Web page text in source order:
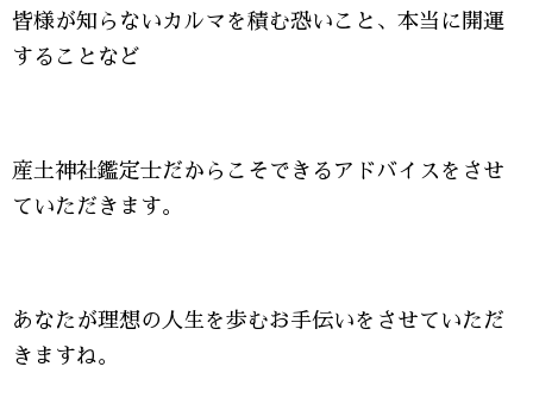
皆様が知らないカルマを積む恐いこと、本当に開運
することなど
産土神社鑑定士だからこそできるアドバイスをさせ
ていただきます。
あなたが理想の人生を歩むお手伝いをさせていただ
きますね。